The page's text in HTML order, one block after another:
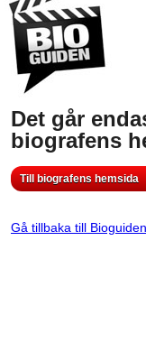
Det går
biografens
Till biografens hemsida
Gå tillbaka till Bioguiden